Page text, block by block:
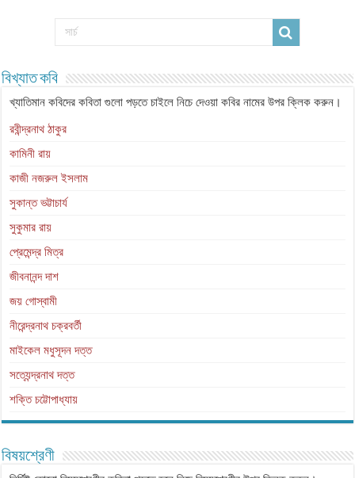
বিখ্যাত কবি
খ্যাতিমান কবিদের কবিতা গুলো পড়তে চাইলে নিচে দেওয়া কবির নামের উপর ক্লিক করুন।
রবীন্দ্রনাথ ঠাকুর
কামিনী রায়
কাজী নজরুল ইসলাম
সুকান্ত ভট্টাচার্য
সুকুমার রায়
প্রেমেন্দ্র মিত্র
জীবনানন্দ দাশ
জয় গোস্বামী
নীরেন্দ্রনাথ চক্রবর্তী
মাইকেল মধুসূদন দত্ত
সত্যেন্দ্রনাথ দত্ত
শক্তি চট্টোপাধ্যায়
বিষয়শ্রেণী